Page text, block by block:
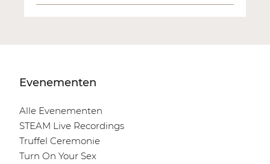
Evenementen
Alle Evenementen
STEAM Live Recordings
Truffel Ceremonie
Turn On Your Sex